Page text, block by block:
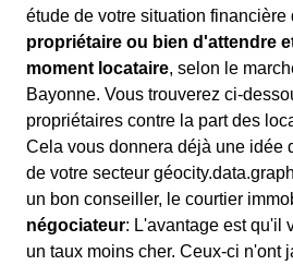
étude de votre situation financière
propriétaire ou bien d'attendre
moment locataire, selon le
Bayonne. Vous trouverez ci-
propriétaires contre la part des
Cela vous donnera déjà une idée
de votre secteur
un bon conseiller, le courtier
négociateur: L'avantage est qu'il
un taux moins cher. Ceux-ci n'ont